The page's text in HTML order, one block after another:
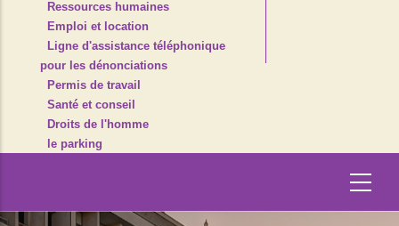
Ressources humaines
Emploi et location
Ligne d'assistance téléphonique
pour les dénonciations
Permis de travail
Santé et conseil
Droits de l'homme
le parking